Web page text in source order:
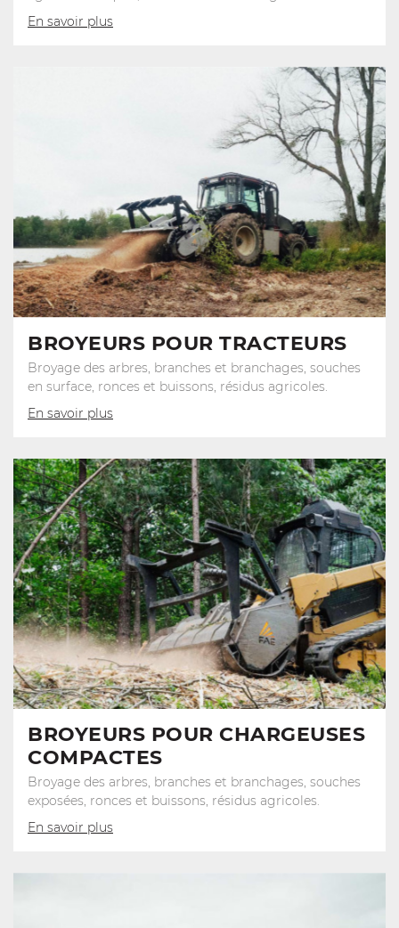
En savoir plus
BROYEURS POUR TRACTEURS
Broyage des arbres, branches et branchages, souches
en surface, ronces et buissons, résidus agricoles.
En savoir plus
BROYEURS POUR CHARGEUSES
COMPACTES
Broyage des arbres, branches et branchages, souches
exposées, ronces et buissons, résidus agricoles.
En savoir plus